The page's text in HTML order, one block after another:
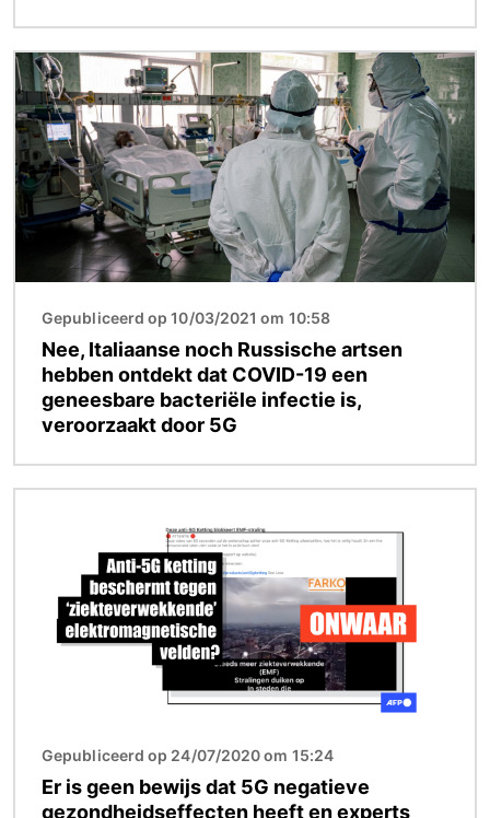
Afbeelding
Gepubliceerd op 10/03/2021 om 10:58
Nee, Italiaanse noch Russische artsen
hebben ontdekt dat COVID-19 een
geneesbare bacteriële infectie is,
veroorzaakt door 5G
Gepubliceerd op 24/07/2020 om 15:24
Er is geen bewijs dat 5G negatieve
gezondheidseffecten heeft en experts